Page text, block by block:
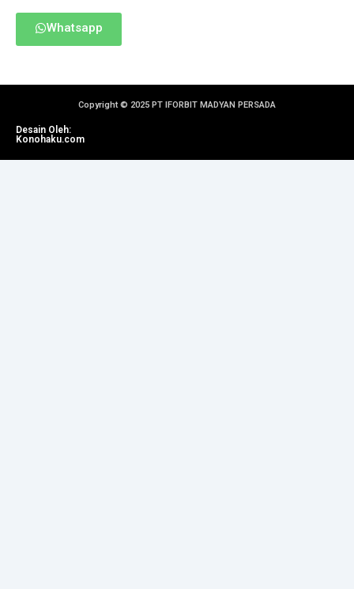
Whatsapp
Copyright © 2025 PT IFORBIT MADYAN PERSADA
Desain Oleh:
Konohaku.com